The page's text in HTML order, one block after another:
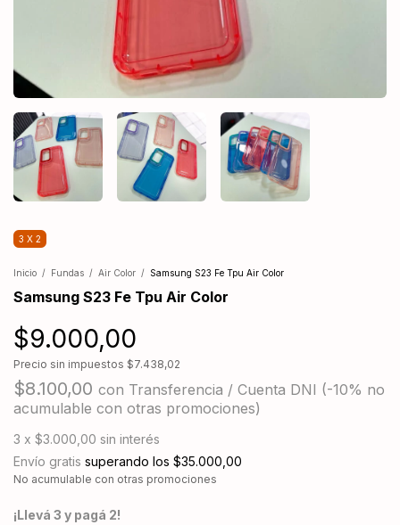
3 X 2
Inicio / Fundas / Air Color / Samsung S23 Fe Tpu Air Color
Samsung S23 Fe Tpu Air Color
$9.000,00
Precio sin impuestos $7.438,02
$8.100,00 con Transferencia / Cuenta DNI (-10% no
acumulable con otras promociones)
3 x $3.000,00 sin interés
Envío gratis superando los $35.000,00
No acumulable con otras promociones
¡Llevá 3 y pagá 2!